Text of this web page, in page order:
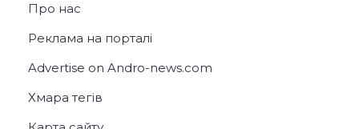
Про нас
Реклама на порталі
Advertise on Andro-news.com
Хмара тегів